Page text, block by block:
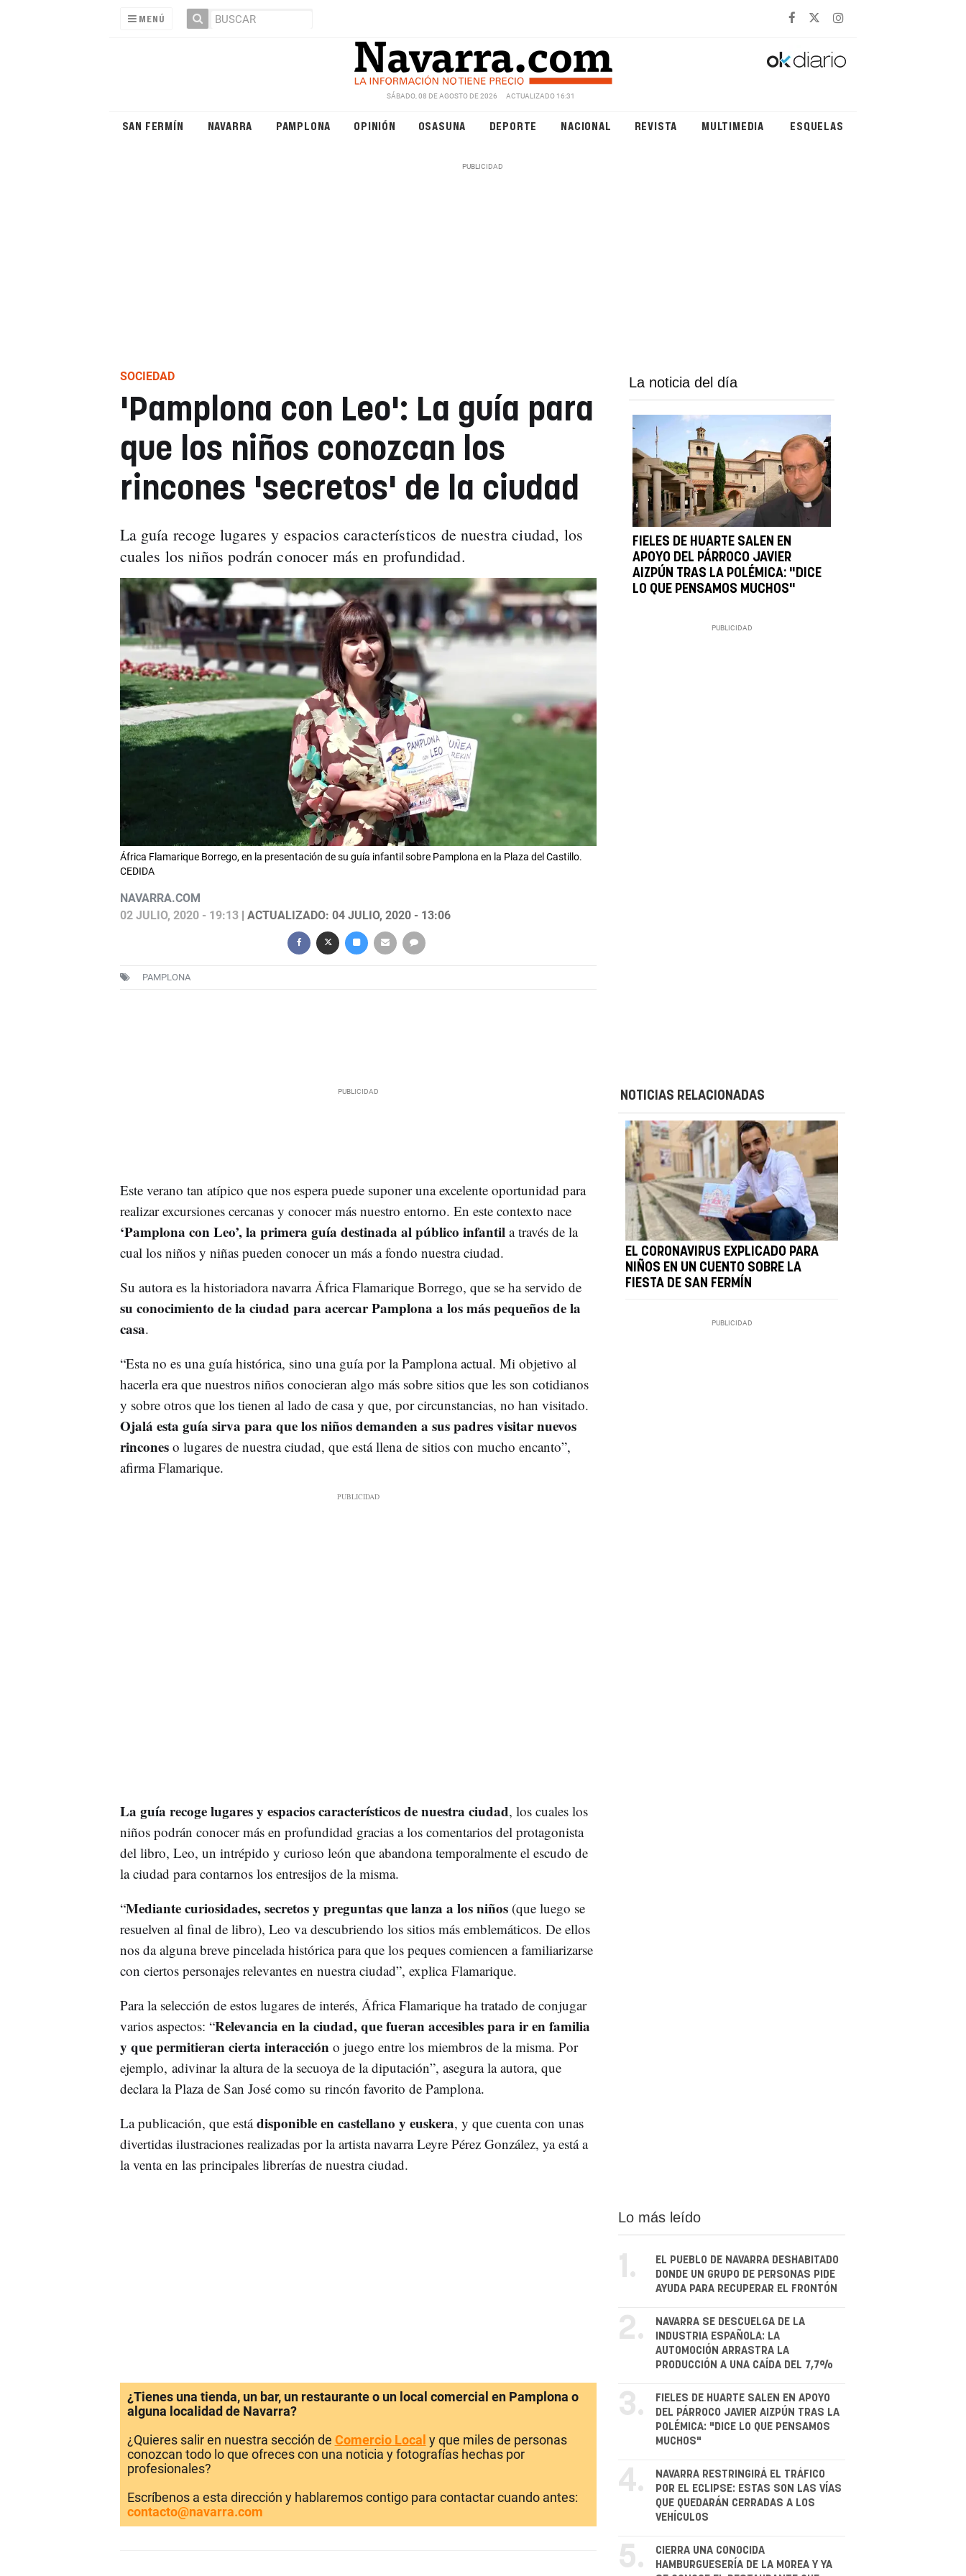
MENÚ
SÁBADO, 08 DE AGOSTO DE 2026 ACTUALIZADO 16:31
SAN FERMÍN NAVARRA PAMPLONA OPINIÓN OSASUNA DEPORTE NACIONAL REVISTA MULTIMEDIA ESQUELAS
SOCIEDAD
'Pamplona con Leo': La guía para
que los niños conozcan los
rincones 'secretos' de la ciudad
La guía recoge lugares y espacios característicos de nuestra ciudad, los
cuales los niños podrán conocer más en profundidad.
África Flamarique Borrego, en la presentación de su guía infantil sobre Pamplona en la Plaza del Castillo.
CEDIDA
NAVARRA.COM
02 JULIO, 2020 - 19:13| ACTUALIZADO: 04 JULIO, 2020 - 13:06
PAMPLONA
La noticia del día
FIELES DE HUARTE SALEN EN
APOYO DEL PÁRROCO JAVIER
AIZPÚN TRAS LA POLÉMICA: "DICE
LO QUE PENSAMOS MUCHOS"
Este verano tan atípico que nos espera puede suponer una excelente oportunidad para
realizar excursiones cercanas y conocer más nuestro entorno. En este contexto nace
‘Pamplona con Leo’, la primera guía destinada al público infantil a través de la
cual los niños y niñas pueden conocer un más a fondo nuestra ciudad.
Su autora es la historiadora navarra África Flamarique Borrego, que se ha servido de
su conocimiento de la ciudad para acercar Pamplona a los más pequeños de la
casa.
“Esta no es una guía histórica, sino una guía por la Pamplona actual. Mi objetivo al
hacerla era que nuestros niños conocieran algo más sobre sitios que les son cotidianos
y sobre otros que los tienen al lado de casa y que, por circunstancias, no han visitado.
Ojalá esta guía sirva para que los niños demanden a sus padres visitar nuevos
rinconeso lugares de nuestra ciudad, que está llena de sitios con mucho encanto”,
afirma Flamarique.
La guía recoge lugares y espacios característicos de nuestra ciudad, los cuales los
niños podrán conocer más en profundidad gracias a los comentarios del protagonista
del libro, Leo, un intrépido y curioso león que abandona temporalmente el escudo de
la ciudad para contarnos los entresijos de la misma.
“Mediante curiosidades, secretos y preguntas que lanza a los niños (que luego se
resuelven al final de libro), Leo va descubriendo los sitios más emblemáticos. De ellos
nos da alguna breve pincelada histórica para que los peques comiencen a familiarizarse
con ciertos personajes relevantes en nuestra ciudad”, explica Flamarique.
Para la selección de estos lugares de interés, África Flamarique ha tratado de conjugar
varios aspectos: “Relevancia en la ciudad, que fueran accesibles para ir en familia
y que permitieran cierta interacción o juego entre los miembros de la misma. Por
ejemplo, adivinar la altura de la secuoya de la diputación”, asegura la autora, que
declara la Plaza de San José como su rincón favorito de Pamplona.
La publicación, que estádisponible en castellano y euskera, y que cuenta con unas
divertidas ilustraciones realizadas por la artista navarra Leyre Pérez González, ya está a
la venta en las principales librerías de nuestra ciudad.
NOTICIAS RELACIONADAS
EL CORONAVIRUS EXPLICADO PARA
NIÑOS EN UN CUENTO SOBRE LA
FIESTA DE SAN FERMÍN
¿Tienes una tienda, un bar, un restaurante o un local comercial en Pamplona o
alguna localidad de Navarra?
¿Quieres salir en nuestra sección de Comercio Local y que miles de personas
conozcan todo lo que ofreces con una noticia y fotografías hechas por
profesionales?
Escríbenos a esta dirección y hablaremos contigo para contactar cuando antes:
contacto@navarra.com
Lo más leído
1.
EL PUEBLO DE NAVARRA DESHABITADO
DONDE UN GRUPO DE PERSONAS PIDE
AYUDA PARA RECUPERAR EL FRONTÓN
2.
NAVARRA SE DESCUELGA DE LA
INDUSTRIA ESPAÑOLA: LA
AUTOMOCIÓN ARRASTRA LA
PRODUCCIÓN A UNA CAÍDA DEL 7,7%
3.
FIELES DE HUARTE SALEN EN APOYO
DEL PÁRROCO JAVIER AIZPÚN TRAS LA
POLÉMICA: "DICE LO QUE PENSAMOS
MUCHOS"
4.
NAVARRA RESTRINGIRÁ EL TRÁFICO
POR EL ECLIPSE: ESTAS SON LAS VÍAS
QUE QUEDARÁN CERRADAS A LOS
VEHÍCULOS
5.
CIERRA UNA CONOCIDA
HAMBURGUESERÍA DE LA MOREA Y YA